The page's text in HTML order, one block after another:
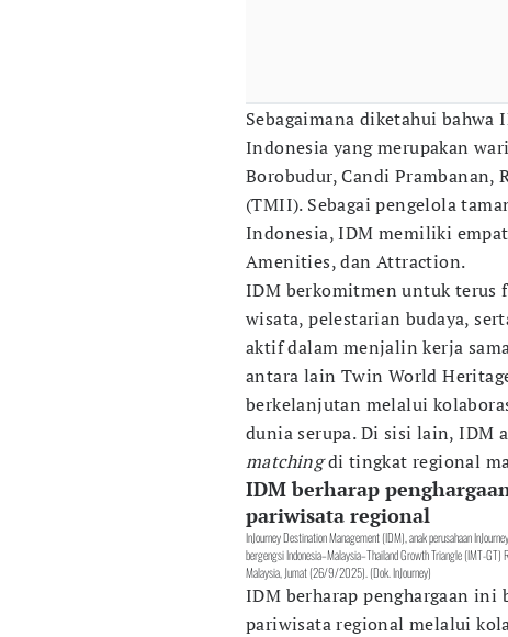
Sebagaimana diketahui
Indonesia yang merupakan
Borobudur, Candi Prambanan,
(TMII). Sebagai pengelola
Indonesia, IDM memiliki
Amenities, dan Attraction.
IDM berkomitmen untuk terus
wisata, pelestarian budaya,
aktif dalam menjalin kerja
antara lain Twin World
berkelanjutan melalui
dunia serupa. Di sisi lain, IDM
matchingdi tingkat regional
IDM berharap
pariwisata regional
InJourney Destination Management (IDM), anak perusahaan
bergengsi Indonesia–Malaysia–Thailand Growth Triangle (IMT-GT)
Malaysia, Jumat (26/9/2025). (Dok. InJourney)
IDM berharap penghargaan
pariwisata regional melalui